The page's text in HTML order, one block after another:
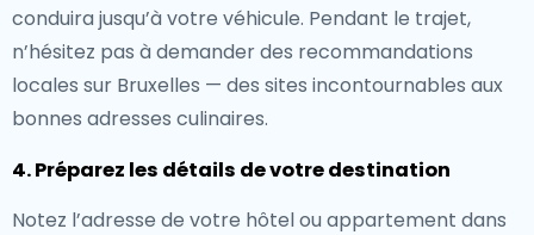
conduira jusqu’à votre véhicule. Pendant le trajet,
n’hésitez pas à demander des recommandations
locales sur Bruxelles — des sites incontournables aux
bonnes adresses culinaires.
4. Préparez les détails de votre destination
Notez l’adresse de votre hôtel ou appartement dans